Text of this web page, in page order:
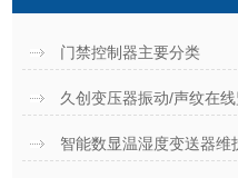
门禁控制器主要分类
久创变压器振动/声纹在
智能数显温湿度变送器维